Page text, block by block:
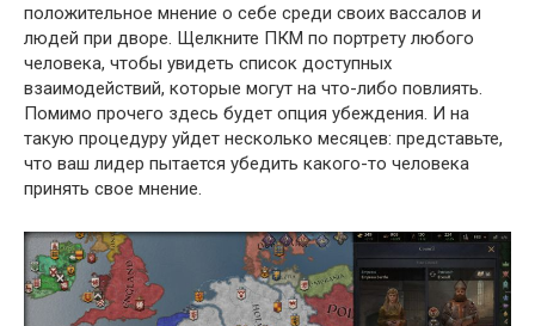
положительное мнение о себе среди своих вассалов и
людей при дворе. Щелкните ПКМ по портрету любого
человека, чтобы увидеть список доступных
взаимодействий, которые могут на что-либо повлиять.
Помимо прочего здесь будет опция убеждения. И на
такую процедуру уйдет несколько месяцев: представьте,
что ваш лидер пытается убедить какого-то человека
принять свое мнение.